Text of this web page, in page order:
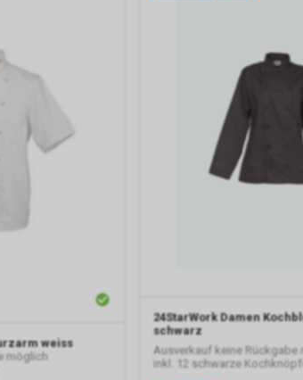
weiss
möglich
24StarWork Damen
schwarz
Ausverkauf keine Rückgabe
inkl. 12 schwarze